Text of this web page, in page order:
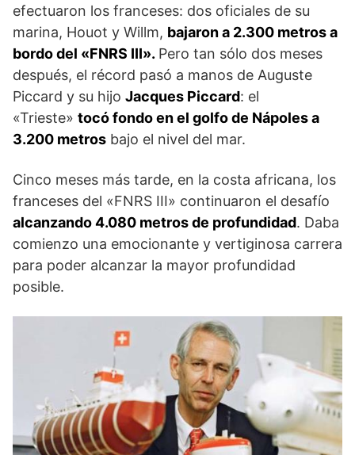
efectuaron los franceses: dos oficiales de su
marina, Houot y Willm, bajaron a 2.300 metros a
bordo del «FNRS III». Pero tan sólo dos meses
después, el récord pasó a manos de Auguste
Piccard y su hijo Jacques Piccard: el
«Trieste» tocó fondo en el golfo de Nápoles a
3.200 metros bajo el nivel del mar.
Cinco meses más tarde, en la costa africana, los
franceses del «FNRS III» continuaron el desafío
alcanzando 4.080 metros de profundidad. Daba
comienzo una emocionante y vertiginosa carrera
para poder alcanzar la mayor profundidad
posible.